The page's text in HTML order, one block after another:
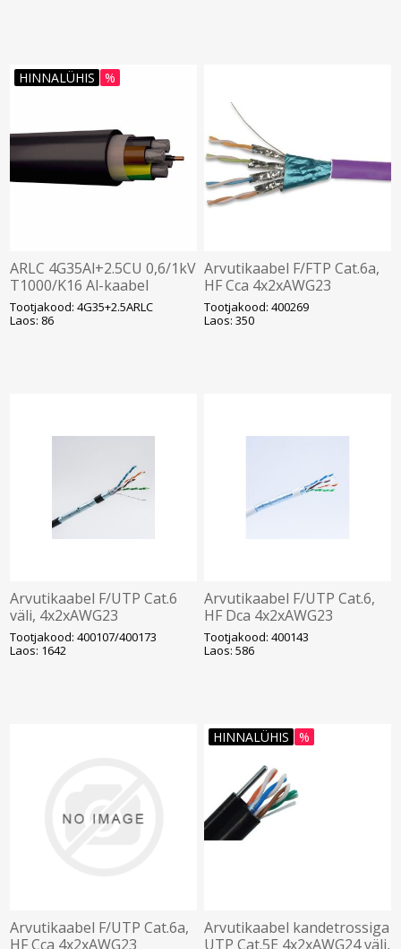
HINNALÜHIS %
ARLC 4G35Al+2.5CU 0,6/1kV
T1000/K16 Al-kaabel
Tootjakood: 4G35+2.5ARLC
Laos: 86
Arvutikaabel F/FTP Cat.6a,
HF Cca 4x2xAWG23
varjestatud T500, violetne
(400269)
Tootjakood: 400269
Laos: 350
Arvutikaabel F/UTP Cat.6
väli, 4x2xAWG23
varjestatud K305/T500,
must (400107/400173)
Tootjakood: 400107/400173
Laos: 1642
Arvutikaabel F/UTP Cat.6,
HF Dca 4x2xAWG23
varjestatud K305, valge
(400143)
Tootjakood: 400143
Laos: 586
Arvutikaabel F/UTP Cat.6a,
HF Cca 4x2xAWG23
HINNALÜHIS %
Arvutikaabel kandetrossiga
UTP Cat.5E 4x2xAWG24 väli,